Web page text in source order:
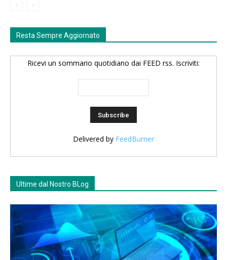
Resta Sempre Aggiornato
Ricevi un sommario quotidiano dai FEED rss. Iscriviti:
Delivered by FeedBurner
Ultime dal Nostro BLog